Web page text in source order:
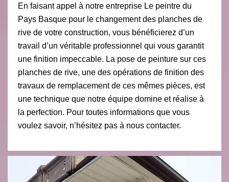
En faisant appel à notre entreprise Le peintre du
Pays Basque pour le changement des planches de
rive de votre construction, vous bénéficierez d’un
travail d’un véritable professionnel qui vous garantit
une finition impeccable. La pose de peinture sur ces
planches de rive, une des opérations de finition des
travaux de remplacement de ces mêmes pièces, est
une technique que notre équipe domine et réalise à
la perfection. Pour toutes informations que vous
voulez savoir, n’hésitez pas à nous contacter.